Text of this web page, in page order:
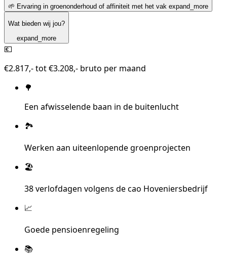
🌱 Ervaring in groenonderhoud of affiniteit met het vak expand_more
Wat bieden wij jou?
expand_more
💶
€2.817,- tot €3.208,- bruto per maand
🌳
Een afwisselende baan in de buitenlucht
🏞️
Werken aan uiteenlopende groenprojecten
🏖️
38 verlofdagen volgens de cao Hoveniersbedrijf
📈
Goede pensioenregeling
📚